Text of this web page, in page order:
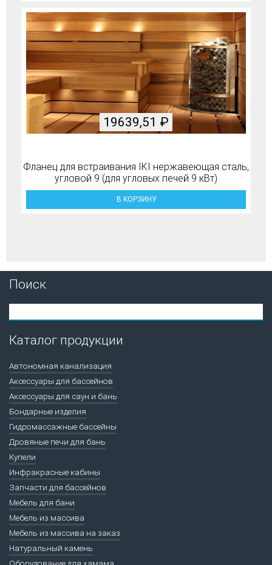
Фланец для встраивания IKI нержавеющая сталь,
угловой 9 (для угловых печей 9 кВт)
19639,51 ₽
В КОРЗИНУ
Поиск
Каталог продукции
Автономная канализация
Аксессуары для бассейнов
Аксессуары для саун и бань
Бондарные изделия
Гидромассажные бассейны
Дровяные печи для бань
Купели
Инфракрасные кабины
Запчасти для бассейнов
Мебель для бани
Мебель из массива
Мебель из массива на заказ
Натуральный камень
Оборудование для хамама